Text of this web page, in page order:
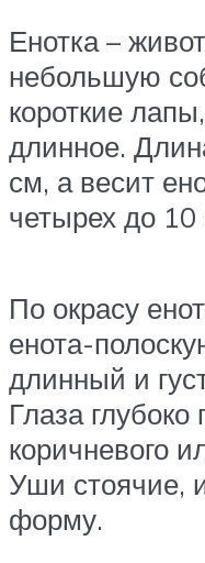
Енотка –
небольшую
короткие
длинное.
см, а весит
четырех до 10
По окрасу
енота-
длинный и
Глаза
коричневого
Уши стоячие,
форму.